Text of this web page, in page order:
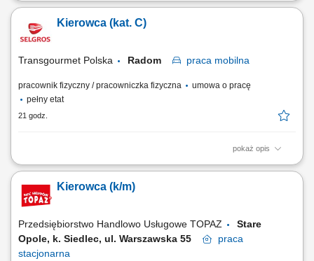
polega na prowadzeniu samochodu z przyczepą oraz udziale w
pracach ziemnych, montażowych i elektroenergetycznych razem z
Kierowca (kat. C)
Transgourmet Polska Radom praca mobilna
pracownik fizyczny / pracowniczka fizyczna
umowa o pracę
pełny etat
21 godz.
pokaż opis
Twój zakres obowiązków przygotowanie towaru do przewozu/dostawy,
zapewnienie profesjonalnej obsługi klienta, dbałość o prawidłowy obieg
gotówki oraz dokumentów.
Kierowca (k/m)
Przedsiębiorstwo Handlowo Usługowe TOPAZ
Stare
Opole, k. Siedlec, ul. Warszawska 55
praca
stacjonarna